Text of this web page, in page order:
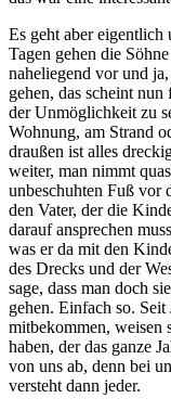
Es geht aber eigentlich
Tagen gehen die
naheliegend vor und
gehen, das scheint
der Unmöglichkeit zu
Wohnung, am Strand
draußen ist alles
weiter, man nimmt
unbeschuhten Fuß vor
den Vater, der die
darauf ansprechen
was er da mit den
des Drecks und der
sage, dass man doch
gehen. Einfach so. Seit
mitbekommen, weisen
haben, der das ganze
von uns ab, denn bei
versteht dann jeder.